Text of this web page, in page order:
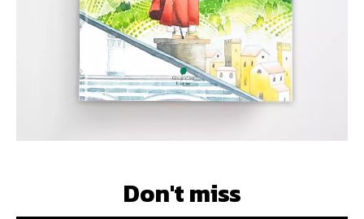
Don't miss